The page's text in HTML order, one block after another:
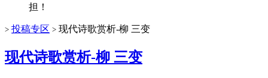
担！
> 投稿专区 > 现代诗歌赏析-柳 三变
现代诗歌赏析-柳 三变